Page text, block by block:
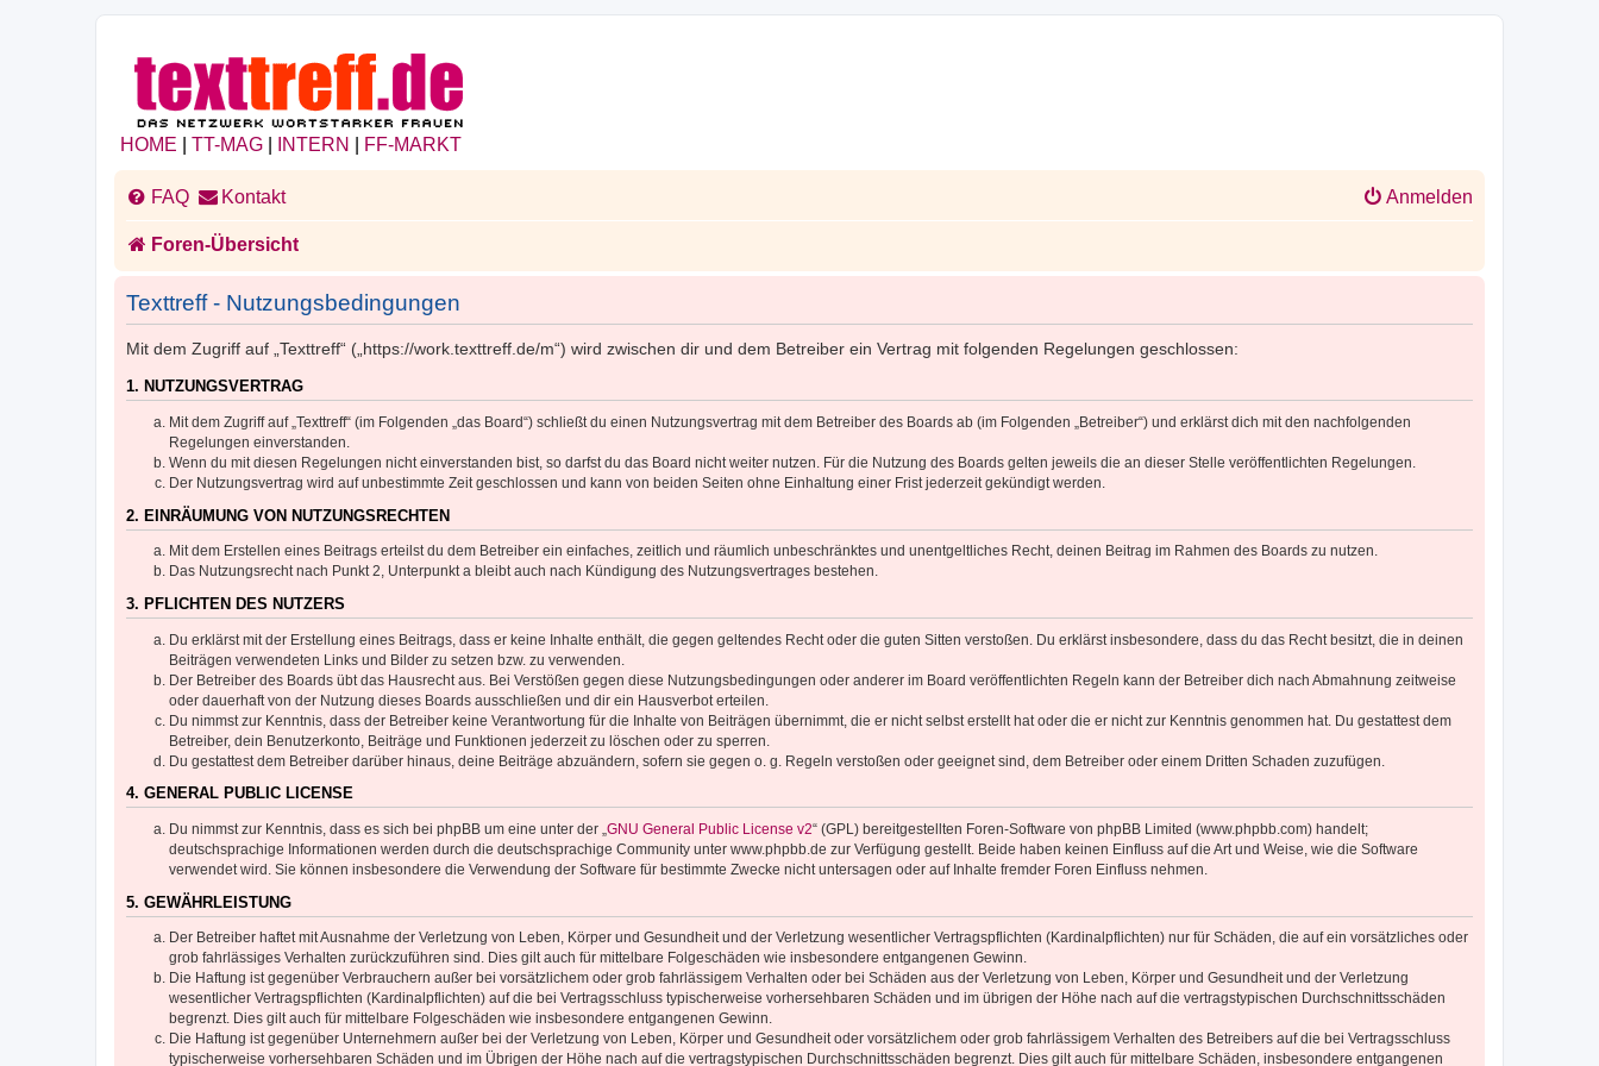
HOME TT-MAG INTERN FF-MARKT
FAQ Kontakt Anmelden
Foren-Übersicht
Texttreff - Nutzungsbedingungen
Mit dem Zugriff auf „Texttreff“ („https://work.texttreff.de/m“) wird zwischen dir und dem Betreiber ein Vertrag mit folgenden Regelungen geschlossen:
1. NUTZUNGSVERTRAG
Mit dem Zugriff auf „Texttreff“ (im Folgenden „das Board“) schließt du einen Nutzungsvertrag mit dem Betreiber des Boards ab (im Folgenden „Betreiber“) und erklärst dich mit den nachfolgenden
Regelungen einverstanden.
Wenn du mit diesen Regelungen nicht einverstanden bist, so darfst du das Board nicht weiter nutzen. Für die Nutzung des Boards gelten jeweils die an dieser Stelle veröffentlichten Regelungen.
Der Nutzungsvertrag wird auf unbestimmte Zeit geschlossen und kann von beiden Seiten ohne Einhaltung einer Frist jederzeit gekündigt werden.
2. EINRÄUMUNG VON NUTZUNGSRECHTEN
Mit dem Erstellen eines Beitrags erteilst du dem Betreiber ein einfaches, zeitlich und räumlich unbeschränktes und unentgeltliches Recht, deinen Beitrag im Rahmen des Boards zu nutzen.
Das Nutzungsrecht nach Punkt 2, Unterpunkt a bleibt auch nach Kündigung des Nutzungsvertrages bestehen.
3. PFLICHTEN DES NUTZERS
Du erklärst mit der Erstellung eines Beitrags, dass er keine Inhalte enthält, die gegen geltendes Recht oder die guten Sitten verstoßen. Du erklärst insbesondere, dass du das Recht besitzt, die in deinen
Beiträgen verwendeten Links und Bilder zu setzen bzw. zu verwenden.
Der Betreiber des Boards übt das Hausrecht aus. Bei Verstößen gegen diese Nutzungsbedingungen oder anderer im Board veröffentlichten Regeln kann der Betreiber dich nach Abmahnung zeitweise
oder dauerhaft von der Nutzung dieses Boards ausschließen und dir ein Hausverbot erteilen.
Du nimmst zur Kenntnis, dass der Betreiber keine Verantwortung für die Inhalte von Beiträgen übernimmt, die er nicht selbst erstellt hat oder die er nicht zur Kenntnis genommen hat. Du gestattest dem
Betreiber, dein Benutzerkonto, Beiträge und Funktionen jederzeit zu löschen oder zu sperren.
Du gestattest dem Betreiber darüber hinaus, deine Beiträge abzuändern, sofern sie gegen o. g. Regeln verstoßen oder geeignet sind, dem Betreiber oder einem Dritten Schaden zuzufügen.
4. GENERAL PUBLIC LICENSE
Du nimmst zur Kenntnis, dass es sich bei phpBB um eine unter der „GNU General Public License v2“ (GPL) bereitgestellten Foren-Software von phpBB Limited (www.phpbb.com) handelt;
deutschsprachige Informationen werden durch die deutschsprachige Community unter www.phpbb.de zur Verfügung gestellt. Beide haben keinen Einfluss auf die Art und Weise, wie die Software
verwendet wird. Sie können insbesondere die Verwendung der Software für bestimmte Zwecke nicht untersagen oder auf Inhalte fremder Foren Einfluss nehmen.
5. GEWÄHRLEISTUNG
Der Betreiber haftet mit Ausnahme der Verletzung von Leben, Körper und Gesundheit und der Verletzung wesentlicher Vertragspflichten (Kardinalpflichten) nur für Schäden, die auf ein vorsätzliches oder
grob fahrlässiges Verhalten zurückzuführen sind. Dies gilt auch für mittelbare Folgeschäden wie insbesondere entgangenen Gewinn.
Die Haftung ist gegenüber Verbrauchern außer bei vorsätzlichem oder grob fahrlässigem Verhalten oder bei Schäden aus der Verletzung von Leben, Körper und Gesundheit und der Verletzung
wesentlicher Vertragspflichten (Kardinalpflichten) auf die bei Vertragsschluss typischerweise vorhersehbaren Schäden und im übrigen der Höhe nach auf die vertragstypischen Durchschnittsschäden
begrenzt. Dies gilt auch für mittelbare Folgeschäden wie insbesondere entgangenen Gewinn.
Die Haftung ist gegenüber Unternehmern außer bei der Verletzung von Leben, Körper und Gesundheit oder vorsätzlichem oder grob fahrlässigem Verhalten des Betreibers auf die bei Vertragsschluss
typischerweise vorhersehbaren Schäden und im Übrigen der Höhe nach auf die vertragstypischen Durchschnittsschäden begrenzt. Dies gilt auch für mittelbare Schäden, insbesondere entgangenen